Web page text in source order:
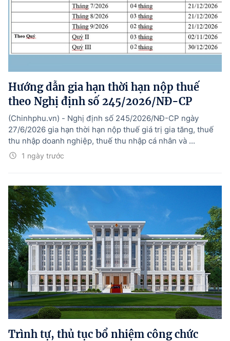
Hướng dẫn gia hạn thời hạn nộp thuế
theo Nghị định số 245/2026/NĐ-CP
1 ngày trước
(Chinhphu.vn) - Nghị định số 245/2026/NĐ-CP ngày
27/6/2026 gia hạn thời hạn nộp thuế giá trị gia tăng, thuế
thu nhập doanh nghiệp, thuế thu nhập cá nhân và ...
Trình tự, thủ tục bổ nhiệm công chức